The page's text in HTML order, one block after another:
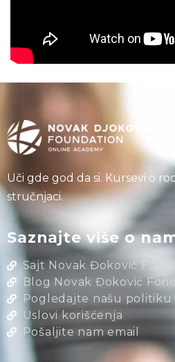
Uči gde god da si. Kursevi o
stručnjaci.
Saznajte više o
Sajt Novak Đoković
Blog Novak Đoković
Pogledajte našu politiku
Uslovi korišćenja
Pošaljite nam email